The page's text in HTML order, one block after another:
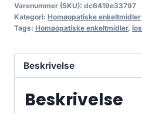
Varenummer (SKU): dc6419e33797
Kategori: Homøopatiske enkeltmidler
Tags: Homøopatiske enkeltmidler, los
Beskrivelse
Beskrivelse